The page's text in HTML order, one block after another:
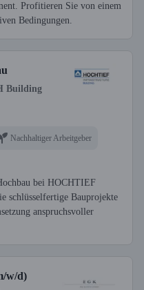
Profitieren Sie von einem
Bedingungen.
Building
Nachhaltiger Arbeitgeber
bei HOCHTIEF
schlüsselfertige Bauprojekte
anspruchsvoller
w/d)